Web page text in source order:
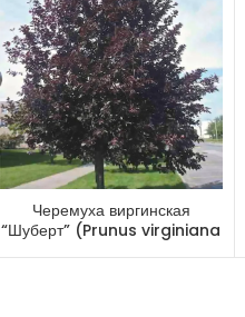
Черемуха виргинская
“Шуберт” (Prunus virginiana